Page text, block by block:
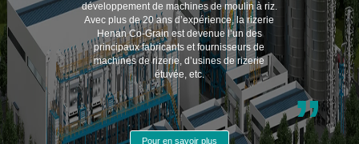
développement de machines de moulin à riz.
Avec plus de 20 ans d’expérience, la rizerie
Henan Co-Grain est devenue l’un des
principaux fabricants et fournisseurs de
machines de rizerie, d’usines de rizerie
étuvée, etc.
”
Pour en savoir plus